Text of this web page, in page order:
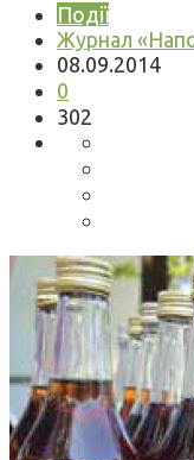
Події
Журнал
08.09.2014
0
302